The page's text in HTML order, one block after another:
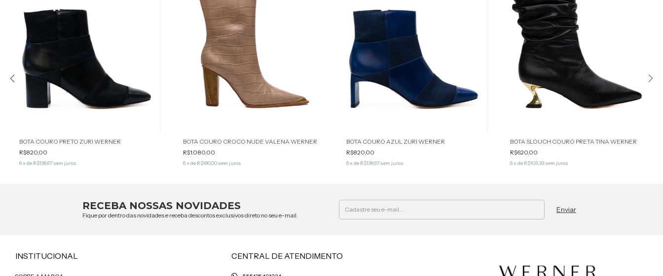
BOTA COURO PRETO ZURI WERNER
R$820,00
6 x de R$136,67 sem juros
BOTA COURO CROCO NUDE VALENA WERNER
R$1.080,00
6 x de R$180,00 sem juros
BOTA COURO AZUL ZURI WERNER
R$820,00
6 x de R$136,67 sem juros
BOTA SLOUCH COURO PRETA TINA WERNER
R$620,00
6 x de R$103,33 sem juros
RECEBA NOSSAS NOVIDADES
Fique por dentro das novidades e receba descontos exclusivos direto no seu e-mail.
INSTITUCIONAL CENTRAL DE ATENDIMENTO